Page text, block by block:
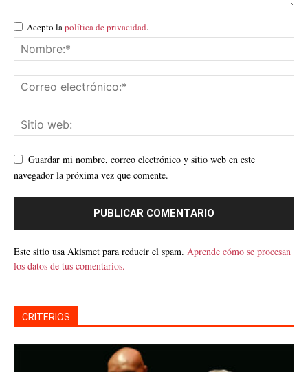
Acepto la política de privacidad.
Guardar mi nombre, correo electrónico y sitio web en este
navegador la próxima vez que comente.
Este sitio usa Akismet para reducir el spam. Aprende cómo se procesan
los datos de tus comentarios.
CRITERIOS